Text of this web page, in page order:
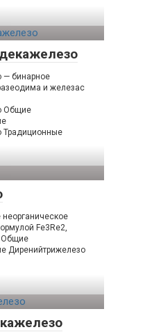
— бинарное
и железас
Общие
Традиционные
Fe3Re2,
Общие
Диренийтрижелезо